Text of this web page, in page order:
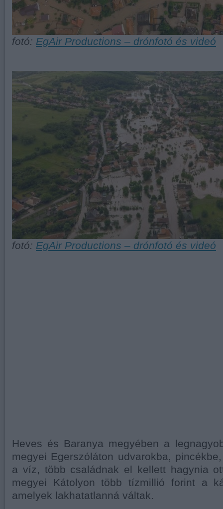
fotó: EgAir Productions – drónfotó és videó
fotó: EgAir Productions – drónfotó és videó
Heves és Baranya megyében a
megyei Egerszóláton udvarokba,
a víz, több családnak el kellett hagynia
megyei Kátolyon több tízmillió forint a
amelyek lakhatatlanná váltak.